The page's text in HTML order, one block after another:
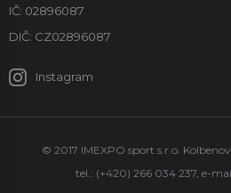
IČ: 02896087
DIČ: CZ02896087
Instagram
© 2017 IMEXPO sport s.r.o.
tel.: (+420) 266 034 237, e-